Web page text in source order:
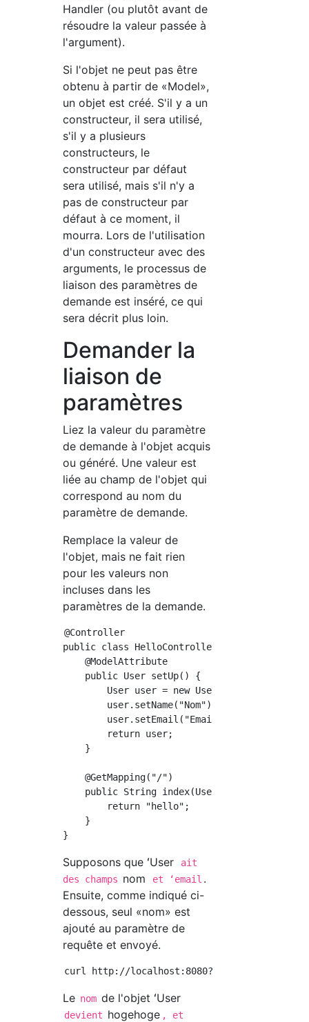
Handler (ou plutôt avant de
résoudre la valeur passée à
l'argument).
Si l'objet ne peut pas être
obtenu à partir de «Model»,
un objet est créé. S'il y a un
constructeur, il sera utilisé,
s'il y a plusieurs
constructeurs, le
constructeur par défaut
sera utilisé, mais s'il n'y a
pas de constructeur par
défaut à ce moment, il
mourra. Lors de l'utilisation
d'un constructeur avec des
arguments, le processus de
liaison des paramètres de
demande est inséré, ce qui
sera décrit plus loin.
Demander la
liaison de
paramètres
Liez la valeur du paramètre
de demande à l'objet acquis
ou généré. Une valeur est
liée au champ de l'objet qui
correspond au nom du
paramètre de demande.
Remplace la valeur de
l'objet, mais ne fait rien
pour les valeurs non
incluses dans les
paramètres de la demande.
@Controller
public class HelloController {
    @ModelAttribute
    public User setUp() {
        User user = new User();
        user.setName("Nom");
        user.setEmail("Email");
        return user;
    }
    @GetMapping("/")
    public String index(User user) {
        return "hello";
    }
Supposons que ʻUser
ait
des champs nom et ʻemail .
Ensuite, comme indiqué ci-
dessous, seul «nom» est
ajouté au paramètre de
requête et envoyé.
Le nom de l'objet ʻUser
devient hogehoge , et